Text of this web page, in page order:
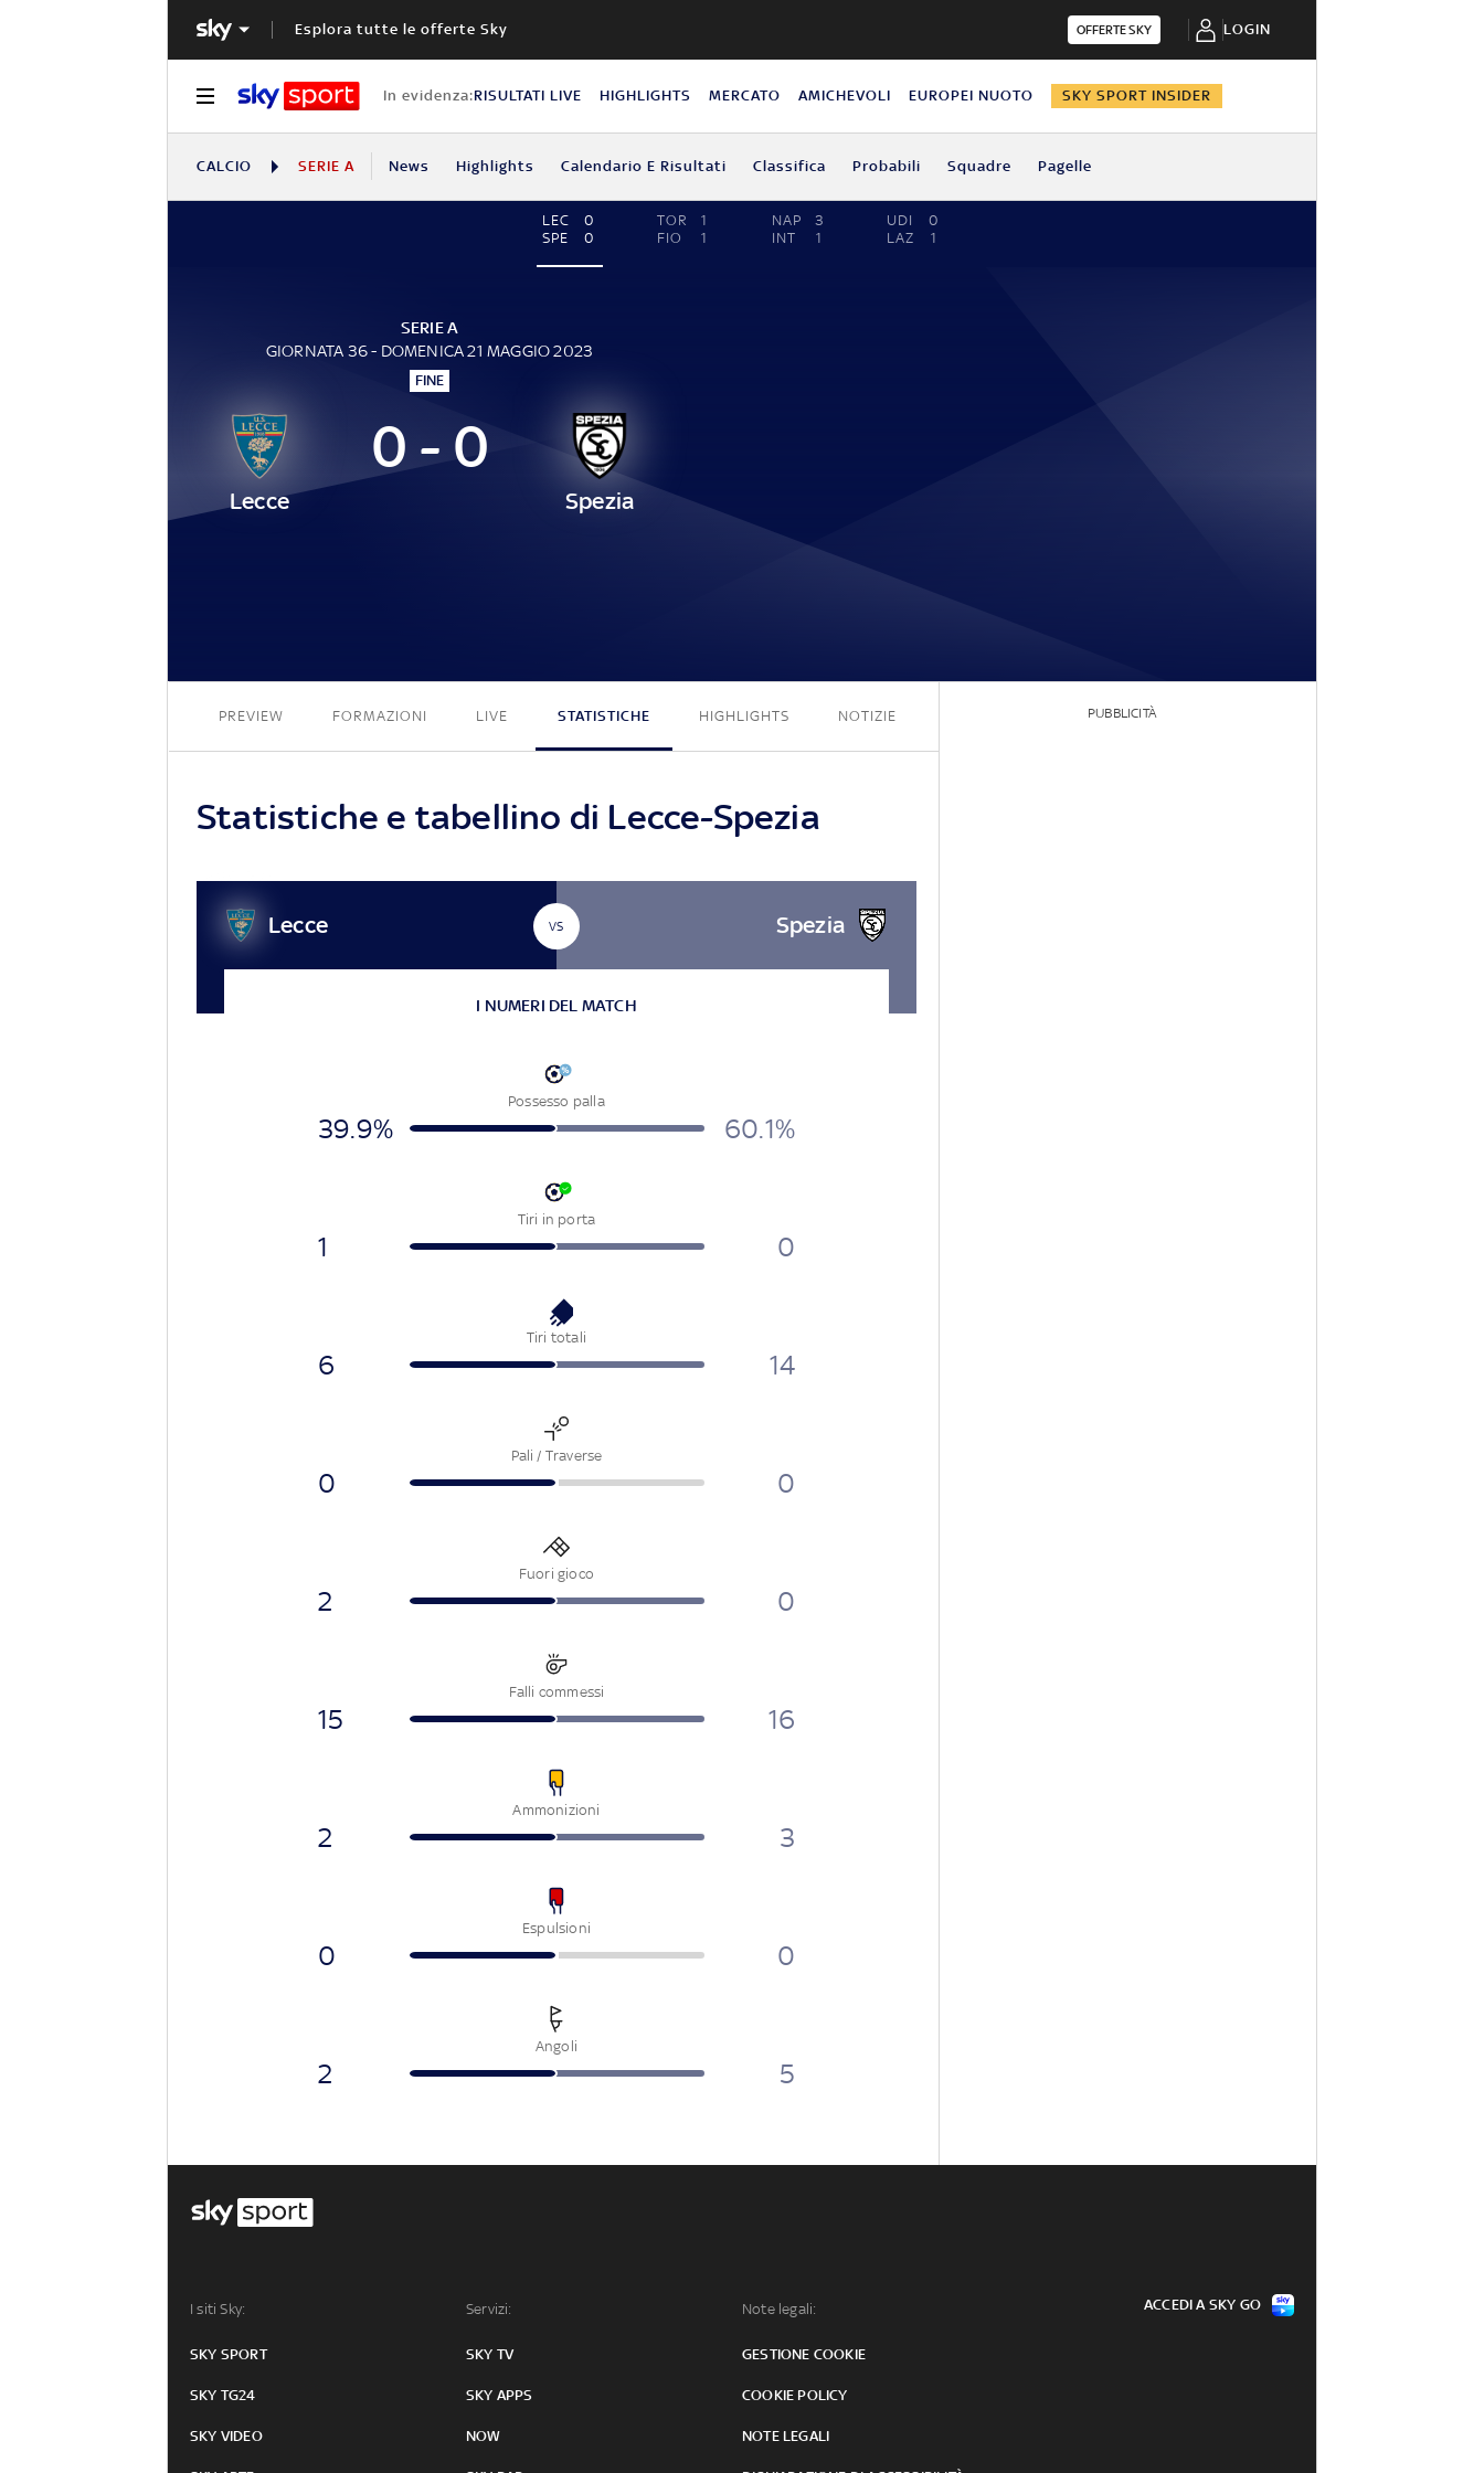
Esplora tutte le offerte Sky OFFERTE SKY LOGIN
In evidenza:RISULTATI LIVE HIGHLIGHTS MERCATO AMICHEVOLI EUROPEI NUOTO SKY SPORT INSIDER
CALCIO SERIE A News Highlights Calendario E Risultati Classifica Probabili Squadre Pagelle
LEC
0
SPE
0
TOR
1
FIO
1
NAP
3
INT
1
UDI
0
LAZ
1
SERIE A
GIORNATA 36 - DOMENICA 21 MAGGIO 2023
FINE
Lecce
0 - 0
Spezia
PREVIEW FORMAZIONI LIVE STATISTICHE HIGHLIGHTS NOTIZIE
Statistiche e tabellino di Lecce-Spezia
Lecce VS Spezia
I NUMERI DEL MATCH
Possesso palla
39.9% 60.1%
Tiri in porta
1 0
Tiri totali
6 14
Pali / Traverse
0 0
Fuori gioco
2 0
Falli commessi
15 16
Ammonizioni
2 3
Espulsioni
0 0
Angoli
2 5
PUBBLICITÀ
I siti Sky:
SKY SPORT
SKY TG24
SKY VIDEO
Servizi:
SKY TV
SKY APPS
NOW
Note legali:
GESTIONE COOKIE
COOKIE POLICY
NOTE LEGALI
ACCEDI A SKY GO